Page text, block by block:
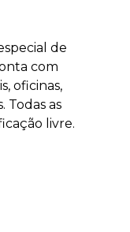
de
com
oficinas,
Todas as
livre.